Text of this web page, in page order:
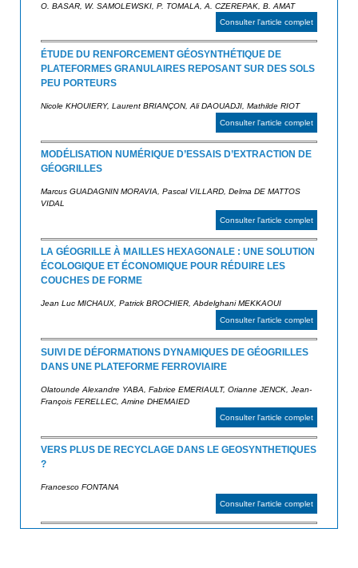
O. BASAR, W. SAMOLEWSKI, P. TOMALA, A. CZEREPAK, B. AMAT
Consulter l'article complet
ÉTUDE DU RENFORCEMENT GÉOSYNTHÉTIQUE DE
PLATEFORMES GRANULAIRES REPOSANT SUR DES SOLS
PEU PORTEURS
Nicole KHOUIERY, Laurent BRIANÇON, Ali DAOUADJI, Mathilde RIOT
Consulter l'article complet
MODÉLISATION NUMÉRIQUE D’ESSAIS D’EXTRACTION DE
GÉOGRILLES
Marcus GUADAGNIN MORAVIA, Pascal VILLARD, Delma DE MATTOS
VIDAL
Consulter l'article complet
LA GÉOGRILLE À MAILLES HEXAGONALE : UNE SOLUTION
ÉCOLOGIQUE ET ÉCONOMIQUE POUR RÉDUIRE LES
COUCHES DE FORME
Jean Luc MICHAUX, Patrick BROCHIER, Abdelghani MEKKAOUI
Consulter l'article complet
SUIVI DE DÉFORMATIONS DYNAMIQUES DE GÉOGRILLES
DANS UNE PLATEFORME FERROVIAIRE
Olatounde Alexandre YABA, Fabrice EMERIAULT, Orianne JENCK, Jean-
François FERELLEC, Amine DHEMAIED
Consulter l'article complet
VERS PLUS DE RECYCLAGE DANS LE GEOSYNTHETIQUES
?
Francesco FONTANA
Consulter l'article complet